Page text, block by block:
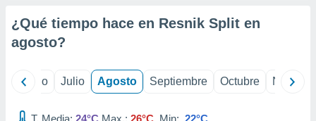
¿Qué tiempo hace en Resnik Split en
agosto?
Junio Julio Agosto Septiembre Octubre
T. Media: 24°C Max.: 26°C Min: 22°C